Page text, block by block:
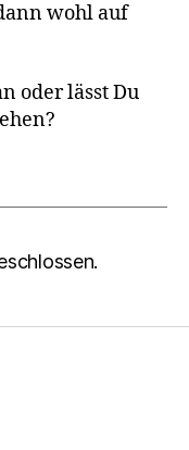
wohl auf
oder lässt Du